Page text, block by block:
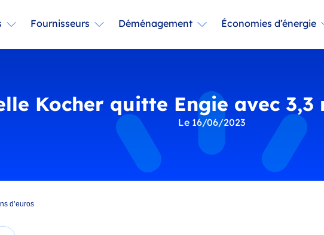
Fournisseurs Déménagement Économies d’énergie
Kocher quitte Engie avec 3,3
Le 16/06/2023
d’euros